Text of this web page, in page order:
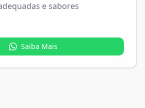
e sabores
Saiba Mais